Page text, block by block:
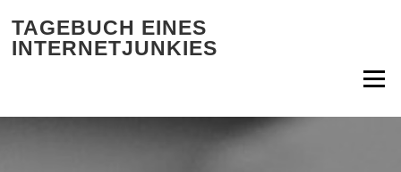
TAGEBUCH EINES
INTERNETJUNKIES
Menü